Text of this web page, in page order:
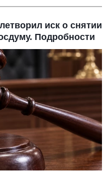
иск о снятии
Подробности